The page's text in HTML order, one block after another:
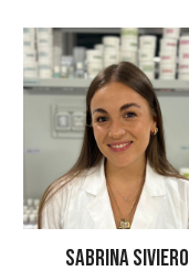
SABRINA SIVIERO